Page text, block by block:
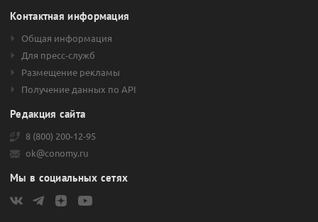
Контактная информация
Общая информация
Для пресс-служб
Размещение рекламы
Получение данных по API
Редакция сайта
8 (800) 200-12-95
ok@conomy.ru
Мы в социальных сетях